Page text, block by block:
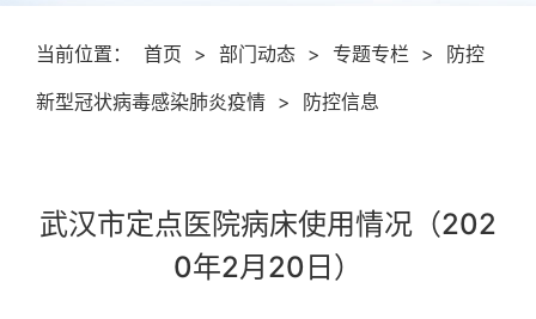
当前位置： 首页 > 部门动态 > 专题专栏 >
防控
新型冠状病毒感染肺炎疫情 > 防控信息
武汉市定点医院病床使用情况（202
0年2月20日）